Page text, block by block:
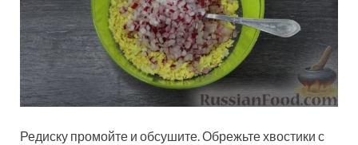
Редиску промойте и обсушите. Обрежьте хвостики с